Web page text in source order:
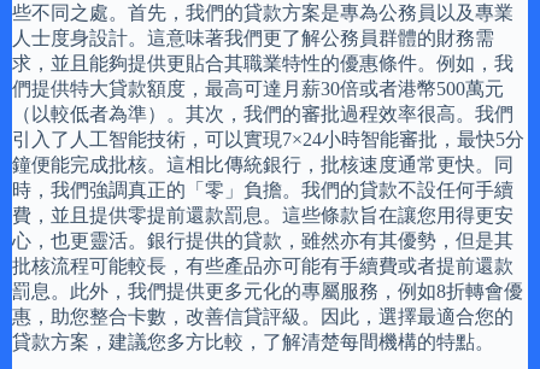
些不同之處。首先，我們的貸款方案是專為公務員以及專業
人士度身設計。這意味著我們更了解公務員群體的財務需
求，並且能夠提供更貼合其職業特性的優惠條件。例如，我
們提供特大貸款額度，最高可達月薪30倍或者港幣500萬元
（以較低者為準）。其次，我們的審批過程效率很高。我們
引入了人工智能技術，可以實現7×24小時智能審批，最快5分
鐘便能完成批核。這相比傳統銀行，批核速度通常更快。同
時，我們強調真正的「零」負擔。我們的貸款不設任何手續
費，並且提供零提前還款罰息。這些條款旨在讓您用得更安
心，也更靈活。銀行提供的貸款，雖然亦有其優勢，但是其
批核流程可能較長，有些產品亦可能有手續費或者提前還款
罰息。此外，我們提供更多元化的專屬服務，例如8折轉會優
惠，助您整合卡數，改善信貸評級。因此，選擇最適合您的
貸款方案，建議您多方比較，了解清楚每間機構的特點。